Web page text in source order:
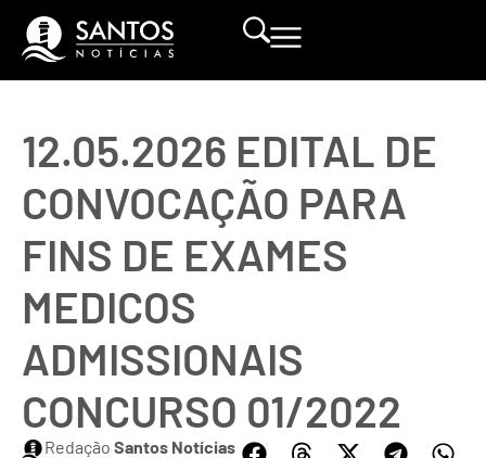
12.05.2026 EDITAL DE
CONVOCAÇÃO PARA
FINS DE EXAMES
MEDICOS
ADMISSIONAIS
CONCURSO 01/2022
Redação Santos Notícias